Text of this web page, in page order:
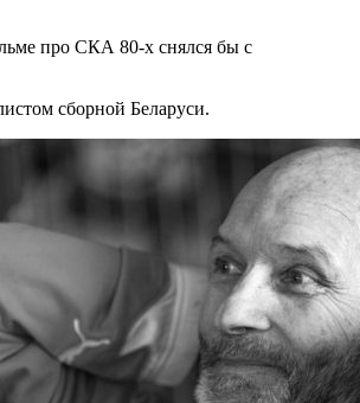
про СКА 80-х снялся бы с
сборной Беларуси.